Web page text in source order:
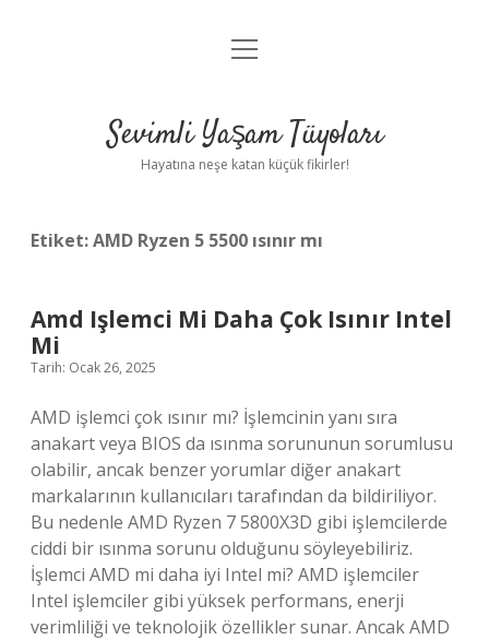
Anasayfa
Yasal Uyarı
menüyü
Sevimli Yaşam Tüyoları
Hayatına neşe katan küçük fikirler!
Etiket:AMD Ryzen 5 5500 ısınır mı
Amd Işlemci Mi Daha Çok Isınır Intel
Mi
Tarih: Ocak 26, 2025
AMD işlemci çok ısınır mı? İşlemcinin yanı sıra
anakart veya BIOS da ısınma sorununun sorumlusu
olabilir, ancak benzer yorumlar diğer anakart
markalarının kullanıcıları tarafından da bildiriliyor.
Bu nedenle AMD Ryzen 7 5800X3D gibi işlemcilerde
ciddi bir ısınma sorunu olduğunu söyleyebiliriz.
İşlemci AMD mi daha iyi Intel mi? AMD işlemciler
Intel işlemciler gibi yüksek performans, enerji
verimliliği ve teknolojik özellikler sunar. Ancak AMD